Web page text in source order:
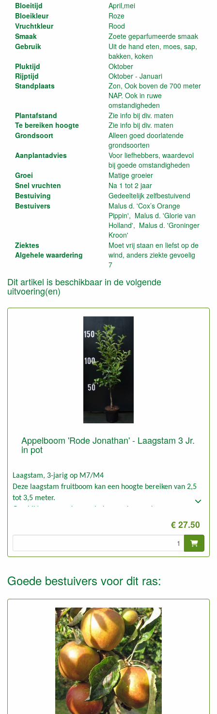
Bloeitijd
April,mei
Bloeikleur
Roze
Vruchtkleur
Rood
Smaak
Zoete geparfumeerde smaak
Gebruik
Uit de hand eten, moes, sap,
bakken, koken
Pluktijd
Rijptijd
Standplaats
Oktober
Oktober - Januari
Zon, Ook boven de 700 meter
NAP. Ook in ruwe
omstandigheden
Plantafstand
Te bereiken hoogte
Zie info bij div. maten
Zie info bij div. maten
Grondsoort
Alleen goed doorlatende
grondsoorten
Aanplantadvies
Voor liefhebbers, waardevol
bij goede omstandigheden
Groei
Matige groeier
Snel vruchten
Na 1 tot 2 jaar
Bestuiving
Gedeeltelijk zelfbestuivend
Bestuivers
Malus d. 'Cox’s Orange
Pippin', Malus d. 'Glorie van
Holland', Malus d. 'Groninger
Kroon'
Ziektes
Algehele waardering
Moet vrij staan en liefst op de
wind, anders ziekte gevoelig
7
Dit artikel is beschikbaar in de volgende
uitvoering(en)
Appelboom 'Rode Jonathan' - Laagstam 3 Jr.
in pot
Laagstam, 3-jarig op M7/M4
Deze laagstam fruitboom kan een hoogte bereiken van 2,5
tot 3,5 meter.
€ 27.50
Goede bestuivers voor dit ras: